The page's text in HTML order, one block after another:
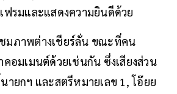
ฟรมและแสดงความยินดีด้วย
มภาพต่างเชียร์ลั่น ขณะที่คน
คอมเมนต์ด้วยเช่นกัน ซึ่งเสียงส่วน
ายกฯ และสตรีหมายเลข 1, โอ๊ยย